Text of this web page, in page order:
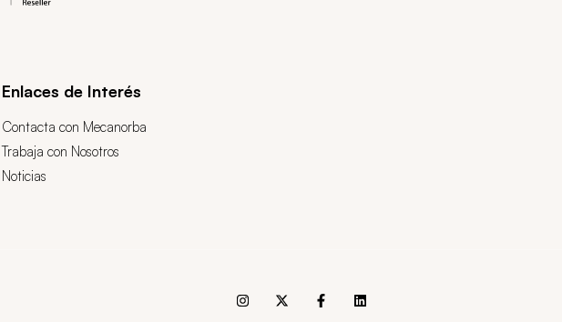
Enlaces de Interés
Contacta con Mecanorba
Trabaja con Nosotros
Noticias